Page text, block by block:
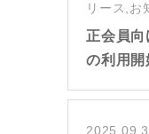
リース,お
正会員向
の利用開